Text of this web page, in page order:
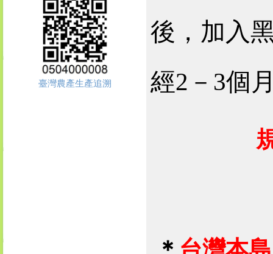
臺灣農產生產追溯
後，加入
經2 － 3個